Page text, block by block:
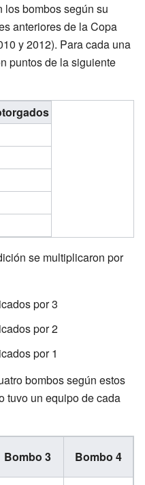
bombos según su
anteriores de la Copa
y 2012). Para cada una
puntos de la siguiente
se multiplicaron por
por 3
por 2
por 1
bombos según estos
tuvo un equipo de cada
Bombo 3 Bombo 4